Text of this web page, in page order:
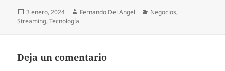
Publicado
el
3 enero, 2024 Autor
Fernando Del Angel Categorías
Negocios,
Streaming,Tecnología
Deja un comentario